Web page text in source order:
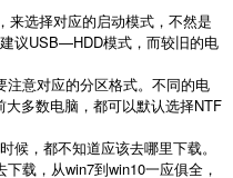
来选择对应的启动模式，不然是
议USB—HDD模式，而较旧的电
注意对应的分区格式。不同的电
多数电脑，都可以默认选择NTF
候，都不知道应该去哪里下载。
下载，从win7到win10一应俱全，